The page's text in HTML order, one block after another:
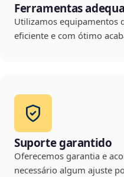
Ferramentas
Utilizamos equipamentos
eficiente e com ótimo
Suporte garantido
Oferecemos garantia e
necessário algum ajuste